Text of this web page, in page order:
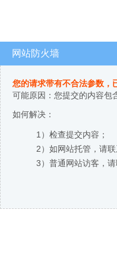
网站防火墙
您的请求带有不合法参数，
可能原因：您提交的内容包
如何解决：
1）检查提交内容；
2）如网站托管，请联
3）普通网站访客，请